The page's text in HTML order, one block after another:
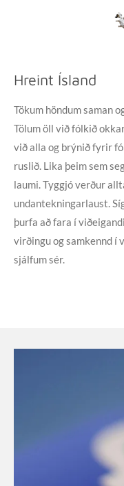
Hreint Ísland
Tökum höndum saman
Tölum öll við fólkið
við alla og brýnið fyrir
ruslið. Lika þeim sem
laumi. Tyggjó verður
undantekningarlaust.
þurfa að fara í
virðingu og samkennd í
sjálfum sér.